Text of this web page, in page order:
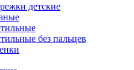
детские
без пальцев